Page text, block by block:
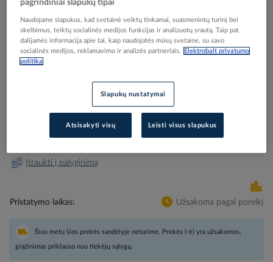
the
beginning
the
images
Lizdas p/t SCHUKO su dangteliu IP20 be rėmelio su
apsauga nuo vaikų užspaudžiami kontaktai baltas
16A 250V System M - SCHNEIDER ELECTRIC
Gamintojo prekės kodas
Įtraukti į palyginimą
Pristatymo laikas Užsakoma pagal poreikį
Šiuo metu šios prekės sandėlyje neturime. Prekės (-ė) yra užsakomos,
grąžinimas priklauso nuo tiekėjų sąlygų.
pagrindiniai slapukų tipai
Naudojame slapukus, kad svetainė veiktų tinkamai, suasmenintų turinį bei
skelbimus, teiktų socialinės medijos funkcijas ir analizuotų srautą. Taip pat
dalijamės informacija apie tai, kaip naudojatės mūsų svetaine, su savo
socialinės medijos, reklamavimo ir analizės partneriais.
Elektrobalt privatumo
politika
Slapukų nustatymai
Atsisakyti visų Leisti visus slapukus